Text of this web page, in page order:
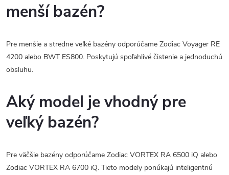
menší bazén?
Pre menšie a stredne veľké bazény odporúčame Zodiac Voyager RE
4200 alebo BWT ES800. Poskytujú spoľahlivé čistenie a jednoduchú
obsluhu.
Aký model je vhodný pre
veľký bazén?
Pre väčšie bazény odporúčame Zodiac VORTEX RA 6500 iQ alebo
Zodiac VORTEX RA 6700 iQ. Tieto modely ponúkajú inteligentnú